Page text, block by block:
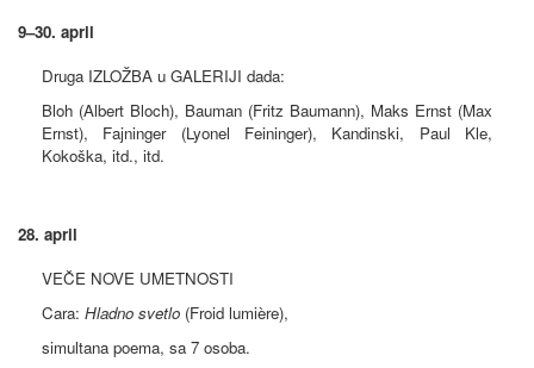
9–30. april
Druga IZLOŽBA u GALERIJI dada:
Bloh (Albert Bloch), Bauman (Fritz Baumann), Maks Ernst (Max
Ernst), Fajninger (Lyonel Feininger), Kandinski, Paul Kle,
Kokoška, itd., itd.
28. april
VEČE NOVE UMETNOSTI
Cara: Hladno svetlo (Froid lumière),
simultana poema, sa 7 osoba.